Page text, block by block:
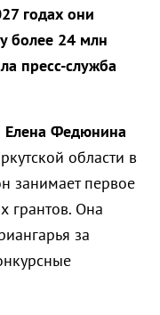
годах они
более 24 млн
пресс-служба
Елена Федюнина
области в
занимает первое
грантов. Она
за